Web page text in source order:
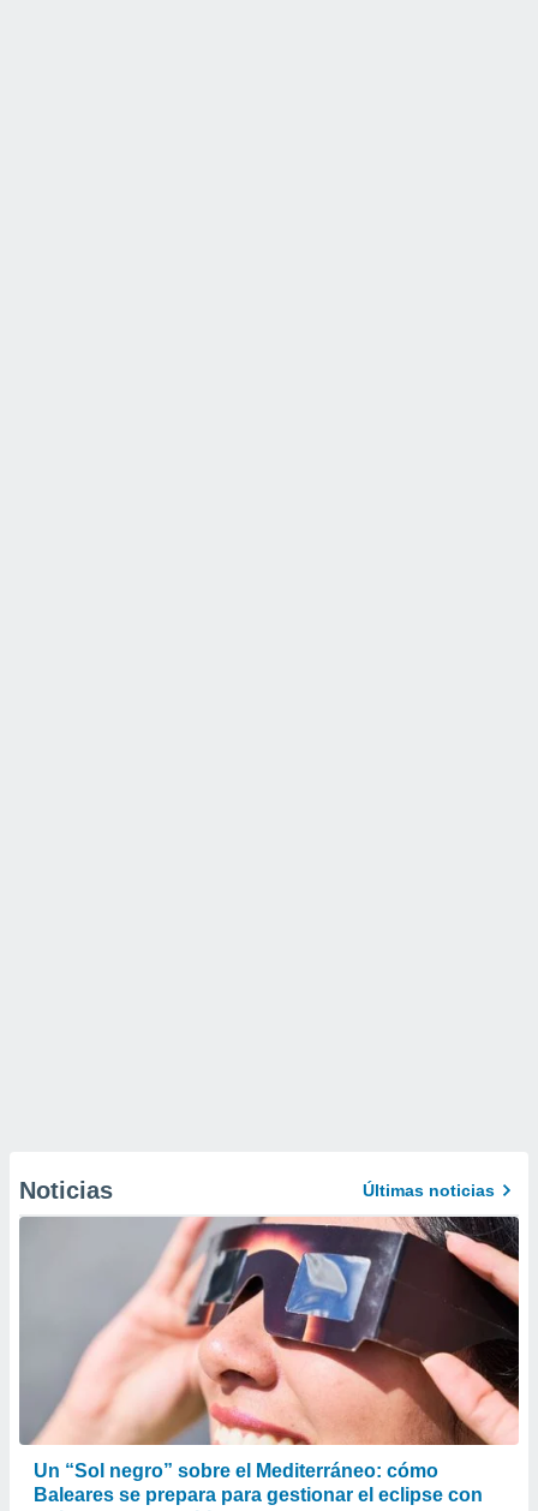
Noticias Últimas noticias
Un “Sol negro” sobre el Mediterráneo: cómo
Baleares se prepara para gestionar el eclipse con